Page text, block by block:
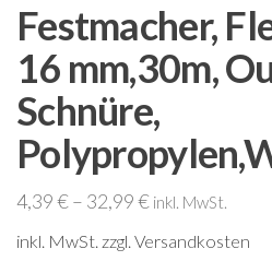
Festmacher,
16 mm,30m,
Schnüre,
4,39€– 32,99€ inkl. MwSt.
inkl. MwSt. zzgl. Versandkosten